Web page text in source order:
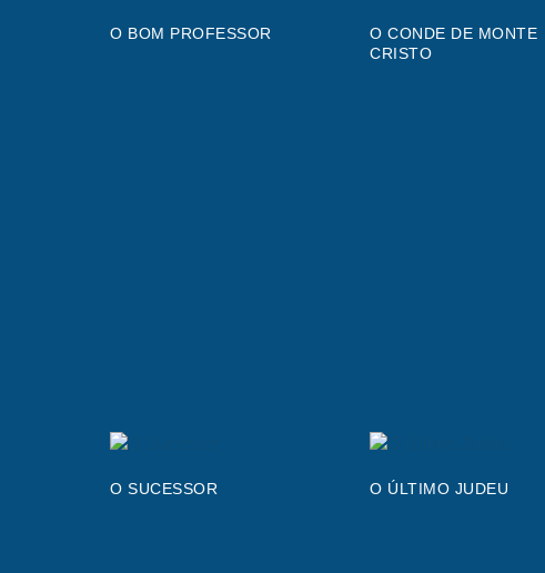
O BOM PROFESSOR
O CONDE DE MONTE
CRISTO
O SUCESSOR O ÚLTIMO JUDEU